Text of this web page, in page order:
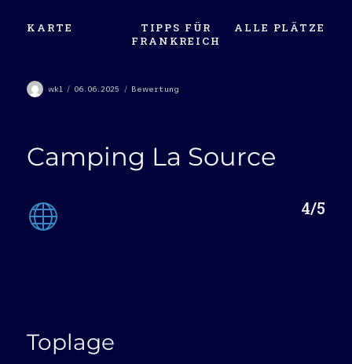
KARTE
TIPPS FÜR
FRANKREICH
ALLE PLÄTZE
Autor
wkl
Veröffentlicht
06.06.2025 Kategorien
Bewertung
Camping La Source
4/5
Toplage